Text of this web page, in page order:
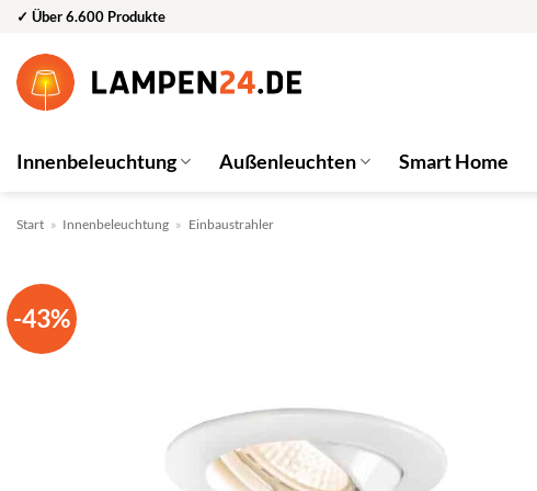
Zum
springen
✓ Über 6.600 Produkte
Innenbeleuchtung Außenleuchten Smart Home
Start » Innenbeleuchtung » Einbaustrahler
-43%